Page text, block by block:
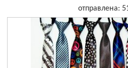
отправлена: